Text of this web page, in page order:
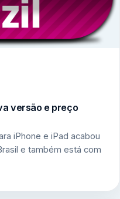
versão e preço
iPhone e iPad acabou
e também está com